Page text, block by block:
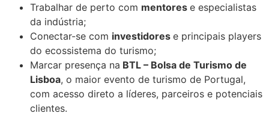
Trabalhar de perto com mentores e especialistas
da indústria;
Conectar-se com investidores e principais players
do ecossistema do turismo;
Marcar presença na BTL – Bolsa de Turismo de
Lisboa, o maior evento de turismo de Portugal,
com acesso direto a líderes, parceiros e potenciais
clientes.